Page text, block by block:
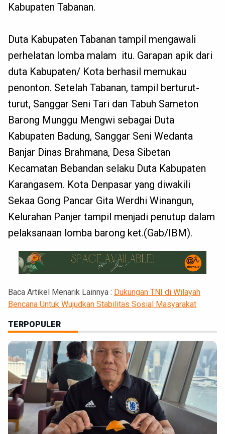
Kabupaten Tabanan.
Duta Kabupaten Tabanan tampil mengawali
perhelatan lomba malam itu. Garapan apik dari
duta Kabupaten/ Kota berhasil memukau
penonton. Setelah Tabanan, tampil berturut-
turut, Sanggar Seni Tari dan Tabuh Sameton
Barong Munggu Mengwi sebagai Duta
Kabupaten Badung, Sanggar Seni Wedanta
Banjar Dinas Brahmana, Desa Sibetan
Kecamatan Bebandan selaku Duta Kabupaten
Karangasem. Kota Denpasar yang diwakili
Sekaa Gong Pancar Gita Werdhi Winangun,
Kelurahan Panjer tampil menjadi penutup dalam
pelaksanaan lomba barong ket.(Gab/IBM).
Baca Artikel Menarik Lainnya : Dukungan TNI di Wilayah
Bencana Untuk Wujudkan Stabilitas Sosial Masyarakat
TERPOPULER